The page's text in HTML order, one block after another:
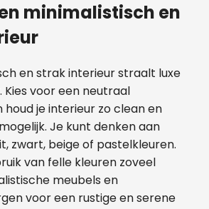
minimalistisch en
en strak interieur straalt luxe
Kies voor een neutraal
je interieur zo clean en
Je kunt denken aan
zwart, beige of pastelkleuren.
van felle kleuren zoveel
meubels en
voor een rustige en serene